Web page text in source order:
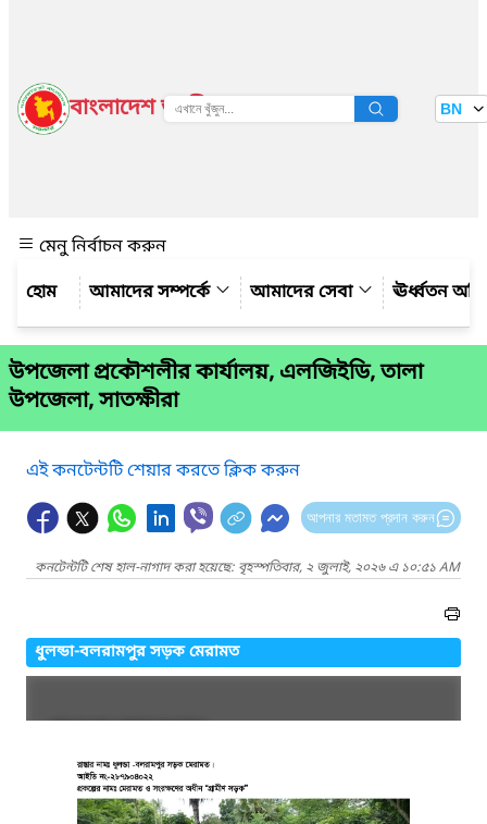
বাংলাদেশ জাতীয় তথ্য বাতায়ন BN
মেনু নির্বাচন করুন
আমাদের সম্পর্কে
আমাদের সেবা ঊর্ধ্বতন
উপজেলা প্রকৌশলীর কার্যালয়, এলজিইডি, তালা
উপজেলা, সাতক্ষীরা
এই কনটেন্টটি শেয়ার করতে ক্লিক করুন
আপনার মতামত প্রদান করুন
কনটেন্টটি শেষ হাল-নাগাদ করা হয়েছে: বৃহস্পতিবার, ২ জুলাই, ২০২৬ এ ১০:৫১ AM
ধুলন্ডা-বলরামপুর সড়ক মেরামত